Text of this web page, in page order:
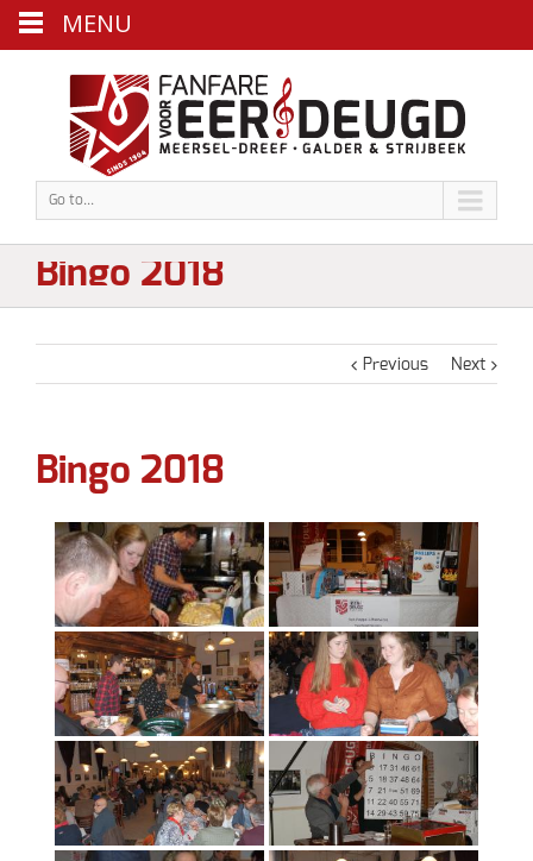
Go to...
Bingo 2018
Previous Next
Bingo 2018
MENU